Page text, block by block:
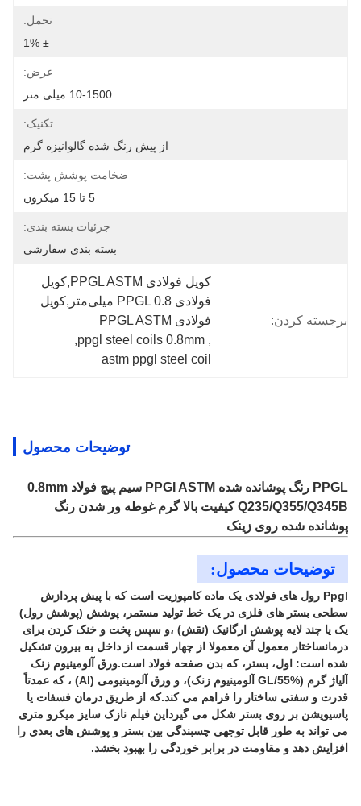
تحمل:
± 1%
عرض:
10-1500 میلی متر
تکنیک:
از پیش رنگ شده گالوانیزه گرم
ضخامت پوشش پشت:
5 تا 15 میکرون
جزئیات بسته بندی:
بسته بندی سفارشی
برجسته کردن:
فولادی PPGL ASTM
,
ppgl steel coils 0.8mm
,
astm ppgl steel coil
توضیحات محصول
PPGL رنگ پوشانده شده PPGI ASTM سیم پیچ فولاد 0.8mm
Q235/Q355/Q345B کیفیت بالا گرم غوطه ور شدن رنگ
پوشانده شده روی زینک
توضیحات محصول:
Ppgl رول های فولادی یک ماده کامپوزیت است که با پیش پردازش
سطحی بستر های فلزی در یک خط تولید مستمر، پوشش (پوشش رول)
یک یا چند لایه پوشش ارگانیک (نقش) ،و سپس پخت و خنک کردن برای
درمانساختار معمول آن معمولا از چهار قسمت از داخل به بیرون تشکیل
شده است: اول، بستر، که بدن صفحه فولاد است.ورق آلومینیوم زنک
آلیاژ گرم (GL/55% آلومینیوم زنک)، و ورق آلومینیومی (Al) ، که عمدتاً
قدرت و سفتی ساختار را فراهم می کند.که از طریق درمان فسفات یا
پاسیویشن بر روی بستر شکل می گیرداین فیلم نازک سایز میکرو متری
می تواند به طور قابل توجهی چسبندگی بین بستر و پوشش های بعدی را
افزایش دهد و مقاومت در برابر خوردگی را بهبود بخشد.